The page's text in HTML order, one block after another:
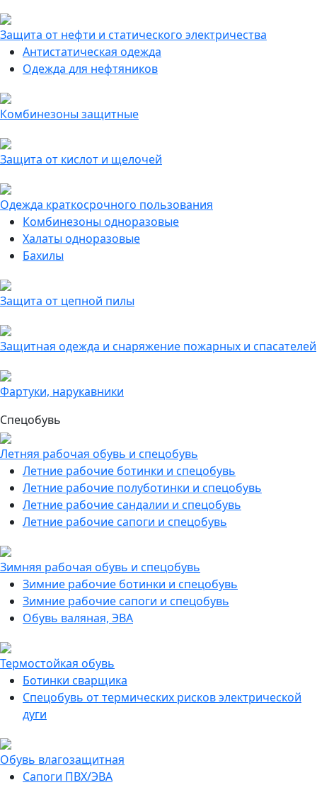
Защита от нефти и статического электричества
Антистатическая одежда
Одежда для нефтяников
Комбинезоны защитные
Защита от кислот и щелочей
Одежда краткосрочного пользования
Комбинезоны одноразовые
Халаты одноразовые
Бахилы
Защита от цепной пилы
Защитная одежда и снаряжение пожарных и спасателей
Фартуки, нарукавники
Спецобувь
Летняя рабочая обувь и спецобувь
Летние рабочие ботинки и спецобувь
Летние рабочие полуботинки и спецобувь
Летние рабочие сандалии и спецобувь
Летние рабочие сапоги и спецобувь
Зимняя рабочая обувь и спецобувь
Зимние рабочие ботинки и спецобувь
Зимние рабочие сапоги и спецобувь
Обувь валяная, ЭВА
Термостойкая обувь
Ботинки сварщика
Спецобувь от термических рисков электрической
дуги
Обувь влагозащитная
Сапоги ПВХ/ЭВА